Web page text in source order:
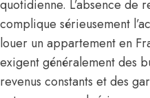
quotidienne. L’absence de
complique sérieusement
louer un appartement en
exigent généralement des
revenus constants et des